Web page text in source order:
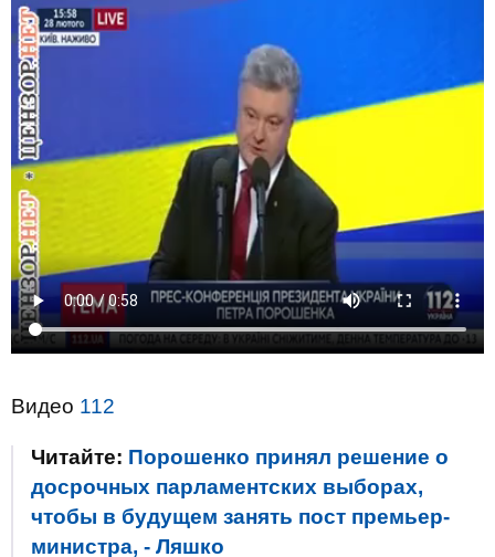
Видео 112
Читайте: Порошенко принял решение о
досрочных парламентских выборах,
чтобы в будущем занять пост премьер-
министра, - Ляшко